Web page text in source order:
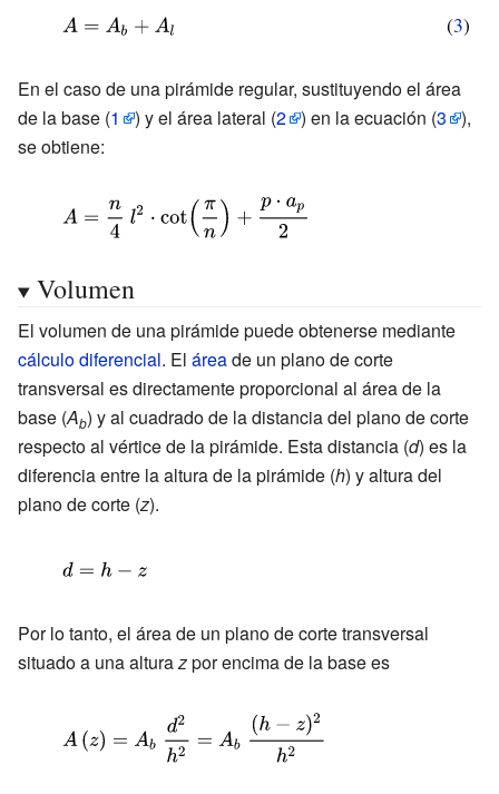
(3)
{\displaystyle
En el caso de una pirámide regular, sustituyendo el área
de la base (1 ) y el área lateral (2 ) en la ecuación (3 ),
se obtiene:
{\displaystyle
A={\frac {n}
{4}}\
l^{2}\cdot
\cot
\left({\frac
{\pi }
{n}}\right)+
{\frac
{p\cdot
Volumen
El volumen de una pirámide puede obtenerse mediante
cálculo diferencial. El áreade un plano de corte
transversal es directamente proporcional al área de la
base (Ab) y al cuadrado de la distancia del plano de corte
respecto al vértice de la pirámide. Esta distancia (d) es la
diferencia entre la altura de la pirámide (h) y altura del
plano de corte (z).
{\displaystyle
Por lo tanto, el área de un plano de corte transversal
situado a una alturazpor encima de la base es
{\displaystyle
A\left(z\right)=A_{b}\